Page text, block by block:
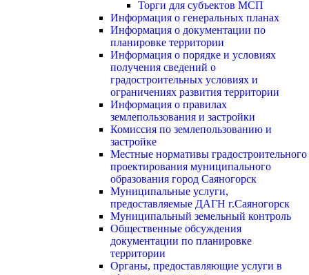
Торги для субъектов МСП
Информация о генеральных планах
Информация о документации по
планировке территории
Информация о порядке и условиях
получения сведений о
градостроительных условиях и
ограничениях развития территории
Информация о правилах
землепользования и застройки
Комиссия по землепользованию и
застройке
Местные нормативы градостроительного
проектирования муниципального
образования город Саяногорск
Муниципальные услуги,
предоставляемые ДАГН г.Саяногорск
Муниципальный земельный контроль
Общественные обсуждения
документации по планировке
территории
Органы, предоставляющие услуги в